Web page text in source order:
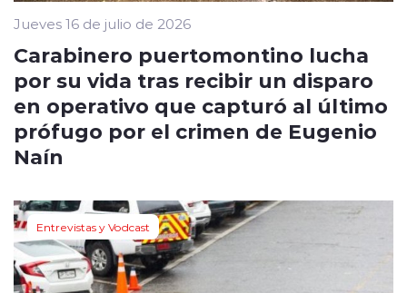
Jueves 16 de julio de 2026
Carabinero puertomontino lucha
por su vida tras recibir un disparo
en operativo que capturó al último
prófugo por el crimen de Eugenio
Naín
Entrevistas y Vodcast